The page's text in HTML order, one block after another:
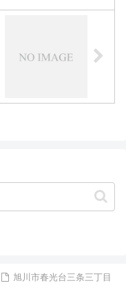
旭川市春光台三条三丁目